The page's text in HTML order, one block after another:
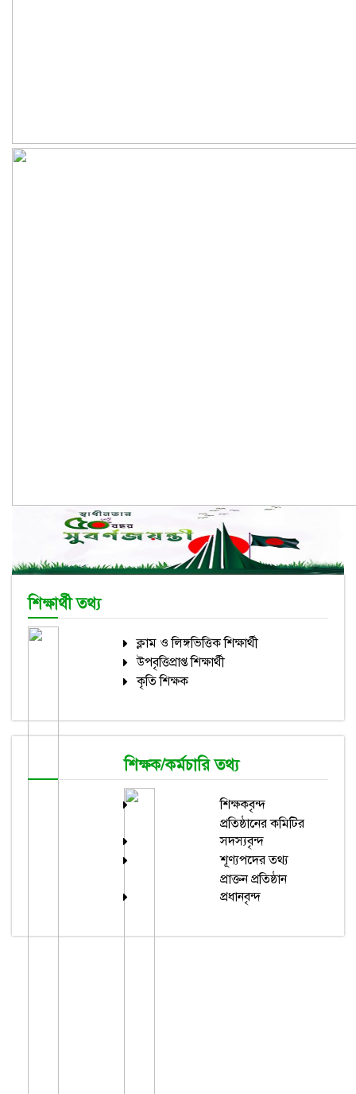
শিক্ষার্থী তথ্য
ক্লাম ও লিঙ্গভিত্তিক শিক্ষার্থী
উপবৃত্তিপ্রাপ্ত শিক্ষার্থী
কৃতি শিক্ষক
শিক্ষক/কর্মচারি তথ্য
শিক্ষকবৃন্দ
প্রতিষ্ঠানের কমিটির
সদস্যবৃন্দ
শূণ্যপদের তথ্য
প্রাক্তন প্রতিষ্ঠান
প্রধানবৃন্দ